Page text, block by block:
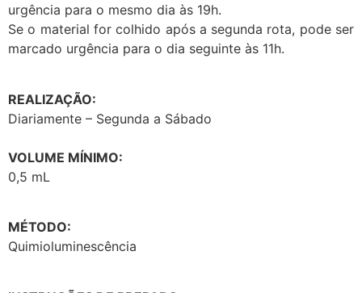
urgência para o mesmo dia às 19h.
Se o material for colhido após a segunda rota, pode ser
marcado urgência para o dia seguinte às 11h.
REALIZAÇÃO:
Diariamente – Segunda a Sábado
VOLUME MÍNIMO:
0,5 mL
MÉTODO:
Quimioluminescência